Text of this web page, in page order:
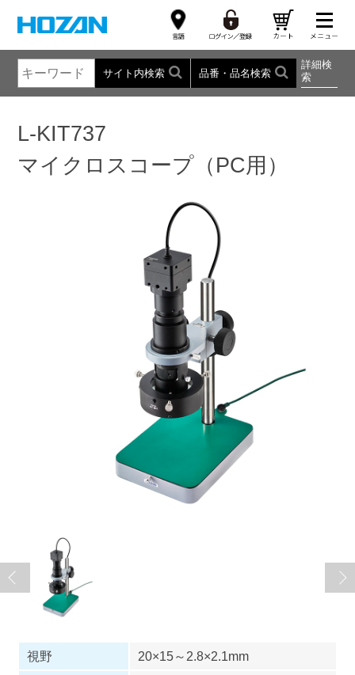
サイト内検索 品番・品名検索
詳細検
索
L-KIT737
マイクロスコープ（PC用）
視野 20×15～2.8×2.1mm